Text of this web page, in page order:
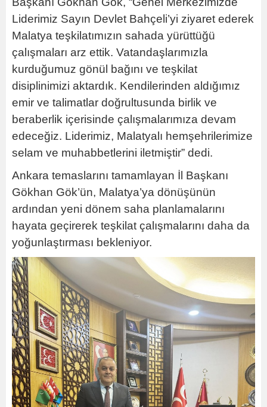
Liderimiz Sayın Devlet Bahçeli’yi ziyaret ederek
Malatya teşkilatımızın sahada yürüttüğü
çalışmaları arz ettik. Vatandaşlarımızla
kurduğumuz gönül bağını ve teşkilat
disiplinimizi aktardık. Kendilerinden aldığımız
emir ve talimatlar doğrultusunda birlik ve
beraberlik içerisinde çalışmalarımıza devam
edeceğiz. Liderimiz, Malatyalı hemşehrilerimize
selam ve muhabbetlerini iletmiştir” dedi.
Ankara temaslarını tamamlayan İl Başkanı
Gökhan Gök’ün, Malatya’ya dönüşünün
ardından yeni dönem saha planlamalarını
hayata geçirerek teşkilat çalışmalarını daha da
yoğunlaştırması bekleniyor.